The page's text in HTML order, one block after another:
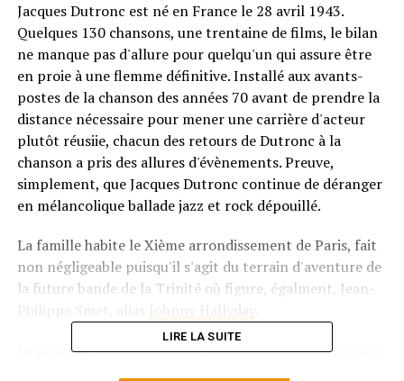
Jacques Dutronc est né en France le 28 avril 1943.
Quelques 130 chansons, une trentaine de films, le bilan
ne manque pas d'allure pour quelqu'un qui assure être
en proie à une flemme définitive. Installé aux avants-
postes de la chanson des années 70 avant de prendre la
distance nécessaire pour mener une carrière d'acteur
plutôt réusiie, chacun des retours de Dutronc à la
chanson a pris des allures d'évènements. Preuve,
simplement, que Jacques Dutronc continue de déranger
en mélancolique ballade jazz et rock dépouillé.
La famille habite le Xième arrondissement de Paris, fait
non négligeable puisqu'il s'agit du terrain d'aventure de
la future bande de la Trinité où figure, égalment, Jean-
Le père ingénieur des Mines, est multi-instrumentaliste
LIRE LA SUITE